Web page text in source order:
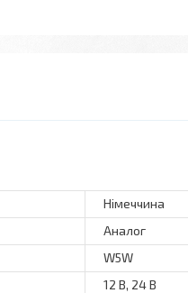
Німеччина
Аналог
W5W
12 В, 24 В